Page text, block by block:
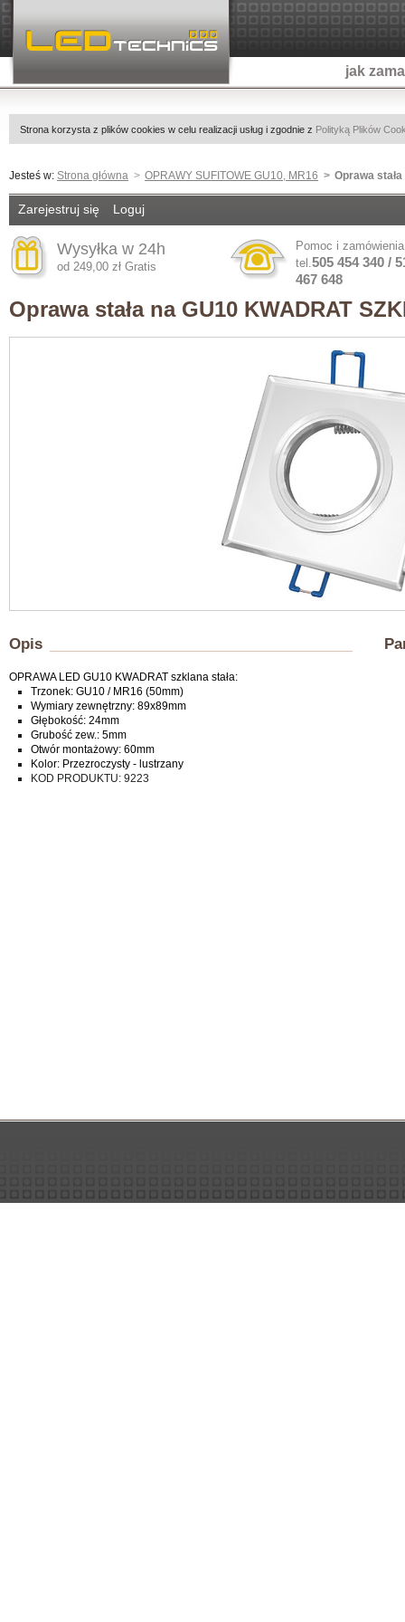
jak
Strona korzysta z plików cookies w celu realizacji usług i zgodnie z Polityką Plików
Jesteś w: Strona główna OPRAWY SUFITOWE GU10, MR16 Oprawa
Zarejestruj się Loguj
Wysyłka w 24h
od 249,00 zł Gratis
Pomoc i zamówienia
tel. 505 454 340 /
467 648
Oprawa stała na GU10 KWADRAT
Opis
OPRAWA LED GU10 KWADRAT szklana stała:
Trzonek: GU10 / MR16 (50mm)
Wymiary zewnętrzny: 89x89mm
Głębokość: 24mm
Grubość zew.: 5mm
Otwór montażowy: 60mm
Kolor: Przezroczysty - lustrzany
KOD PRODUKTU: 9223